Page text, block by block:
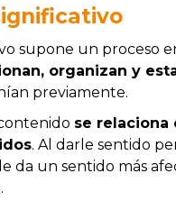
supone un proceso
organizan y
previamente.
se relaciona
. Al darle sentido
da un sentido más